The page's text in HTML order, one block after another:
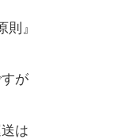
則』
が
は